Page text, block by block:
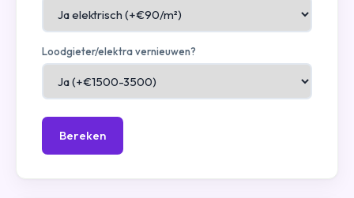
Loodgieter/elektra vernieuwen?
Bereken